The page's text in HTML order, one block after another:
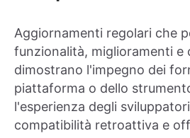
Aggiornamenti regolari che
funzionalità, miglioramenti e
dimostrano l'impegno dei
piattaforma o dello
l'esperienza degli
compatibilità retroattiva e